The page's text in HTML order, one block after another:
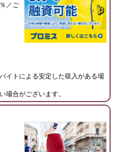
／ご
イトによる安定した収入がある場
場合がございます。